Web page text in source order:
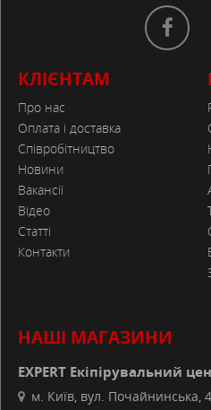
КЛІЄНТАМ
Про нас
Оплата і доставка
Співробітництво
Новини
Вакансії
Відео
Статті
Контакти
НАШІ МАГАЗИНИ
EXPERT Екіпірувальний
м. Київ, вул. Почайнинська,